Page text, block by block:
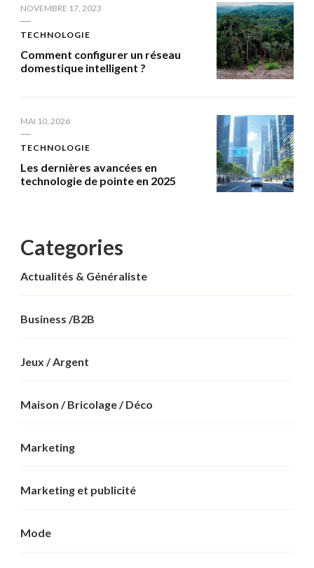
NOVEMBRE 17, 2023
TECHNOLOGIE
Comment configurer un réseau
domestique intelligent ?
MAI 10, 2026
TECHNOLOGIE
Les dernières avancées en
technologie de pointe en 2025
Categories
Actualités & Généraliste
Business /B2B
Jeux / Argent
Maison / Bricolage / Déco
Marketing
Marketing et publicité
Mode